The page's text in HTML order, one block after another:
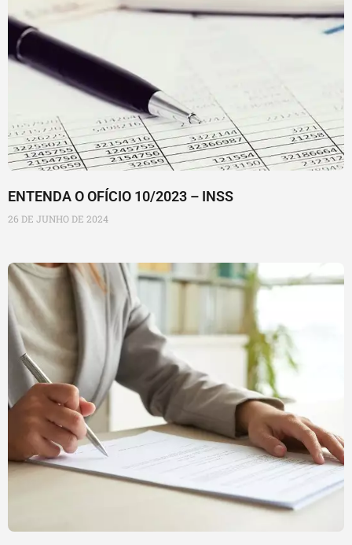
ENTENDA O OFÍCIO 10/2023 – INSS
26 DE JUNHO DE 2024